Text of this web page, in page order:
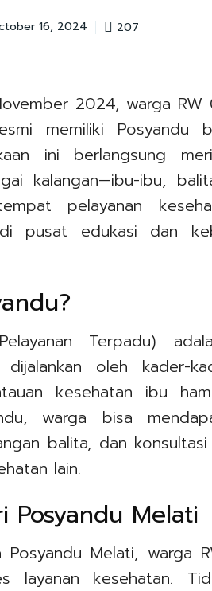
16, 2024 207
2024, warga RW
memiliki Posyandu
ini berlangsung
kalangan—ibu-ibu,
pelayanan
pusat edukasi dan
Terpadu)
oleh kader-
kesehatan ibu
warga bisa
balita, dan
lain.
Posyandu Melati
Posyandu Melati, warga
layanan kesehatan.